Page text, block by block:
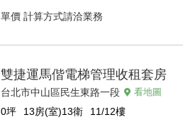
單價 計算方式請洽業務
雙捷運馬偕電梯管理收租套房
台北市中山區民生東路一段 看地圖
0坪 13房(室)13衛 11/12樓